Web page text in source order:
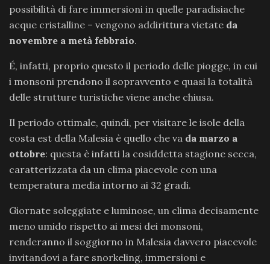
possibilità di fare immersioni in quelle paradisiache
acque cristalline – vengono addirittura vietate da
novembre a metà febbraio.
É, infatti, proprio questo il periodo delle piogge, in cui
i monsoni prendono il sopravvento e quasi la totalità
delle strutture turistiche viene anche chiusa.
Il periodo ottimale, quindi, per visitare le isole della
costa est della Malesia è quello che va da marzo a
ottobre: questa è infatti la cosiddetta stagione secca,
caratterizzata da un clima piacevole con una
temperatura media intorno ai 32 gradi.
Giornate soleggiate e luminose, un clima decisamente
meno umido rispetto ai mesi dei monsoni,
renderanno il soggiorno in Malesia davvero piacevole
invitandovi a fare snorkeling, immersioni e